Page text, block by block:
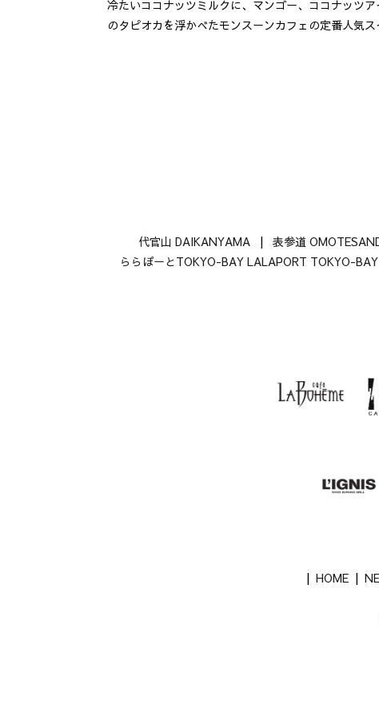
冷たいココナッツミルクに、マンゴー、ココナッツ
のタピオカを浮かべたモンスーンカフェの定番人気ス
代官山 DAIKANYAMA | 表参道
ららぽーとTOKYO-BAY LALAPORT TOKYO-BAY
| HOME |